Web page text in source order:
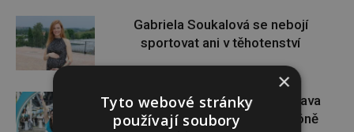
Gabriela Soukalová se nebojí
sportovat ani v těhotenství
Dopřejte si na Colours of Ostrava
pauzu plnou zážitků v IQOS zóně
×
Tyto webové stránky
používají soubory